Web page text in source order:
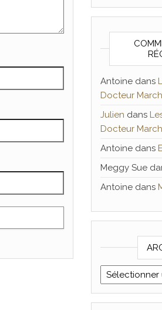
Antoinedans
Docteur March
Julien dans
Docteur March
Antoinedans
Meggy Sue
Antoinedans
Archives